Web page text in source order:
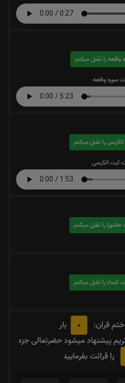
سوره واقعه
آیت الکرسی
قران: 0
بار
پیشنهاد میشود حضرتعالی جزء
را قرائت بفرمایید